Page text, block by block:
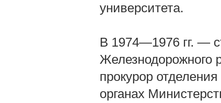
университета.
В 1974—1976 гг. —
Железнодорожного
прокурор
органах